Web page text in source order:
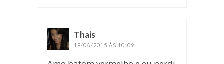
Thais
19/06/2015 ÀS 10:09